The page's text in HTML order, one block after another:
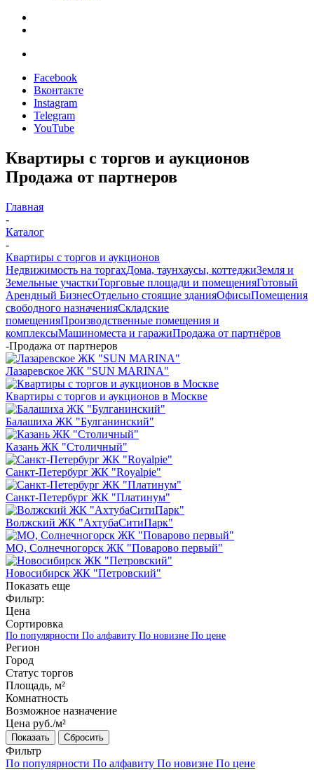
Facebook
Вконтакте
Instagram
Telegram
YouTube
Квартиры с торгов и аукционов
Продажа от партнеров
Главная
-
Каталог
-
Квартиры с торгов и аукционов
Недвижимость на торгахДома, таунхаусы, коттеджиЗемля и
Земельные участкиТорговые площади и помещенияГотовый
Арендный БизнесОтдельно стоящие зданияОфисыПомещения
свободного назначенияСкладские
помещенияПроизводственные помещения и
комплексыМашиноместа и гаражиПродажа от партнёров
-Продажа от партнеров
Лазаревское ЖК "SUN MARINA"
Квартиры с торгов и аукционов в Москве
Балашиха ЖК "Булганинский"
Казань ЖК "Столичный"
Санкт-Петербург ЖК "Royalpie"
Санкт-Петербург ЖК "Платинум"
Волжский ЖК "АхтубаСитиПарк"
МО, Солнечногорск ЖК "Поварово первый"
Новосибирск ЖК "Петровский"
Показать еще
Фильтр:
Цена
Сортировка
По популярности По алфавиту По новизне По цене
Регион
Город
Статус торгов
Площадь, м²
Комнатность
Возможное назначение
Цена руб./м²
Сбросить
Фильтр
По популярности По алфавиту По новизне По цене